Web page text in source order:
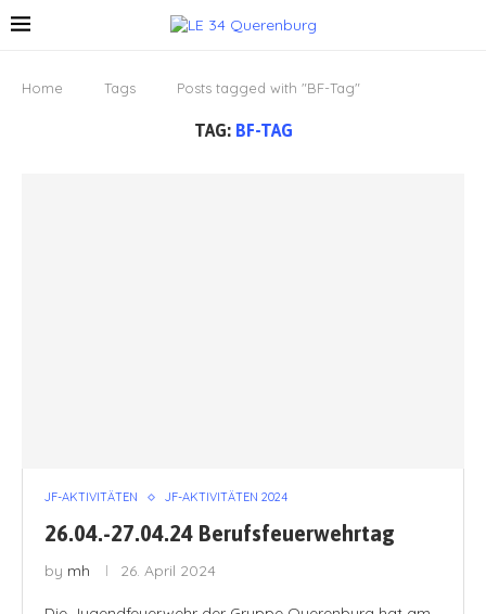
Home Tags Posts tagged with "BF-Tag"
TAG: BF-TAG
JF-AKTIVITÄTEN JF-AKTIVITÄTEN 2024
26.04.-27.04.24 Berufsfeuerwehrtag
by mh 26. April 2024